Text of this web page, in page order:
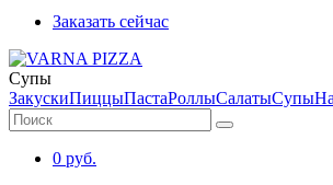
Заказать сейчас
Супы
ЗакускиПиццыПастаРоллыСалатыСупы
0 руб.